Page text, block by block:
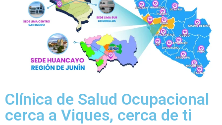
Clínica de Salud Ocupacional
cerca a Viques, cerca de ti